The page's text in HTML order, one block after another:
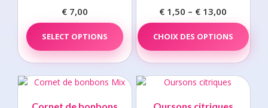
€ 7,00
SELECT OPTIONS
€ 1,50 – € 13,00
range:
€ 1,50
through
€ 13,00
CHOIX DES OPTIONS
has
The
Cornet de bonbons
Oursons citriques